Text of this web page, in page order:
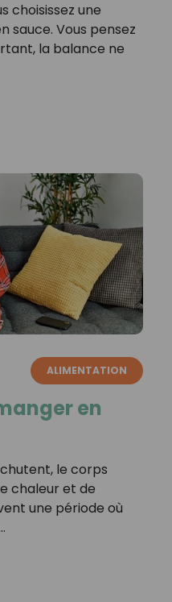
choisissez une
sauce. Vous pensez
la balance ne
ALIMENTATION
en
le corps
chaleur et de
une période où